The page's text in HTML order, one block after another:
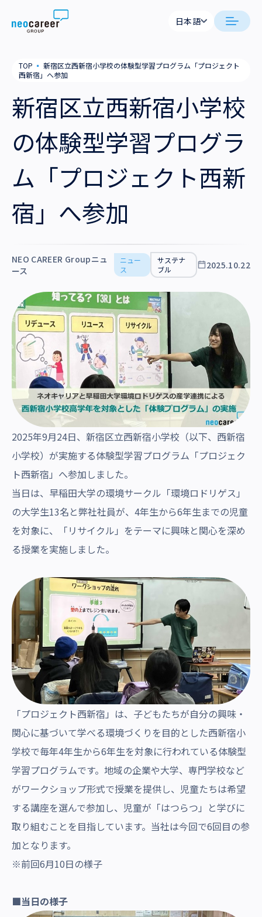
Skip to content
日本語
neocareer について
私たちの考え方
就労支援
業務支援
役員一覧
拠点一覧
沿革・受賞歴
採用情報
日本語
TOP ▪ 新宿区立西新宿小学校の体験型学習プログラム「プロジェクト
西新宿」へ参加
新宿区立西新宿小学校
の体験型学習プログラ
ム「プロジェクト西新
宿」へ参加
NEO CAREER Groupニュ
ース
ニュー
ス
サステナ
ブル
2025.10.22
2025年9月24日、新宿区立西新宿小学校（以下、西新宿
小学校）が実施する体験型学習プログラム「プロジェク
ト西新宿」へ参加しました。
当日は、早稲田大学の環境サークル「環境ロドリゲス」
の大学生13名と弊社社員が、4年生から6年生までの児童
を対象に、「リサイクル」をテーマに興味と関心を深め
る授業を実施しました。
「プロジェクト西新宿」は、子どもたちが自分の興味・
関心に基づいて学べる環境づくりを目的とした西新宿小
学校で毎年4年生から6年生を対象に行われている体験型
学習プログラムです。地域の企業や大学、専門学校など
がワークショップ形式で授業を提供し、児童たちは希望
する講座を選んで参加し、児童が「はつらつ」と学びに
取り組むことを目指しています。当社は今回で6回目の参
加となります。
※前回6月10日の様子
■当日の様子